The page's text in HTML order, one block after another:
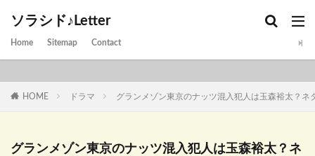
ソラシド♪Letter
Home Sitemap Contact
HOME ドラマ グランメゾン東京のナッツ混入犯人は玉森裕太？ネ
グランメゾン東京のナッツ混入犯人は玉森裕太？ネ